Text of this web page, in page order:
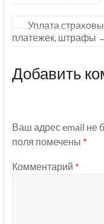
Уплата
платежек, штрафы
Добавить
Ваш адрес email не
поля помечены *
Комментарий *